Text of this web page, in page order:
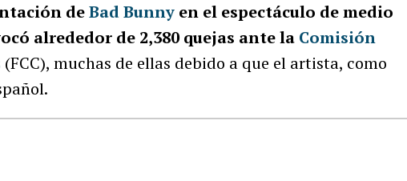
deBad Bunny en el espectáculo de medio
alrededor de 2,380 quejas ante la Comisión
(FCC), muchas de ellas debido a que el artista, como